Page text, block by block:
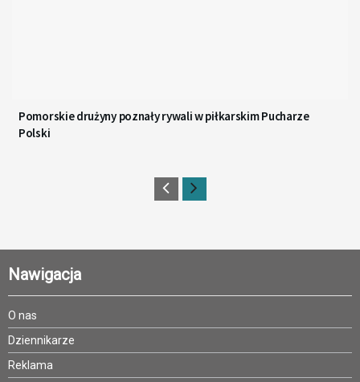
Pomorskie drużyny poznały rywali w piłkarskim Pucharze
Polski
Nawigacja
O nas
Dziennikarze
Reklama